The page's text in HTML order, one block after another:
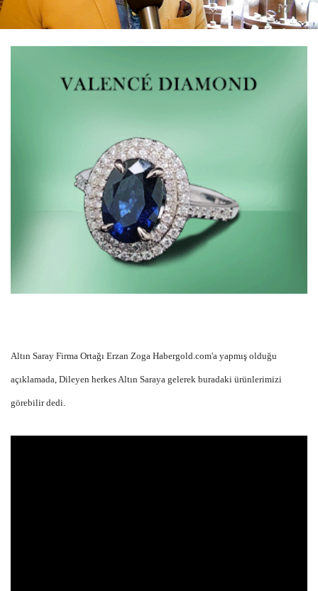
Altın Saray Firma Ortağı Erzan Zoga Habergold.com'a yapmış olduğu
açıklamada, Dileyen herkes Altın Saraya gelerek buradaki ürünlerimizi
görebilir dedi.